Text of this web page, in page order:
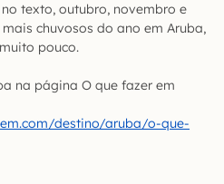
texto, outubro, novembro e
chuvosos do ano em Aruba,
pouco.
na página O que fazer em
destino/aruba/o-que-